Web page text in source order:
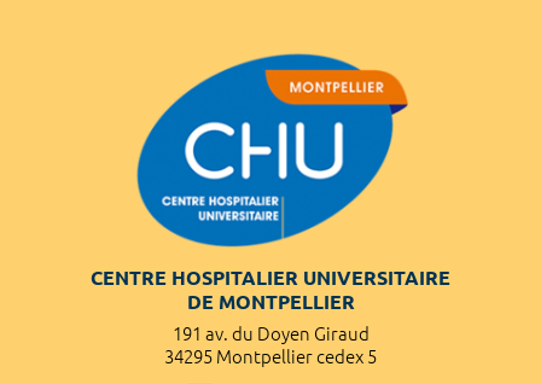
CENTRE HOSPITALIER UNIVERSITAIRE
DE MONTPELLIER
191 av. du Doyen Giraud
34295 Montpellier cedex 5